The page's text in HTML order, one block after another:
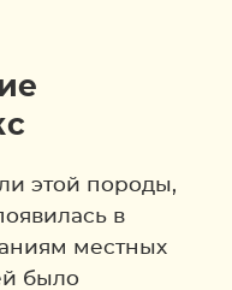
этой породы,
в
местных
было